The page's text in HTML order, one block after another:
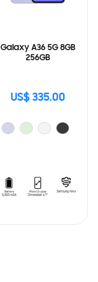
Galaxy A36 5G 8GB
256GB
US$ 335.00